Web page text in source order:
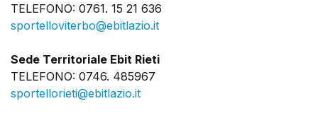
TELEFONO: 0761. 15 21 636
sportelloviterbo@ebitlazio.it
Sede Territoriale Ebit Rieti
TELEFONO: 0746. 485967
sportellorieti@ebitlazio.it